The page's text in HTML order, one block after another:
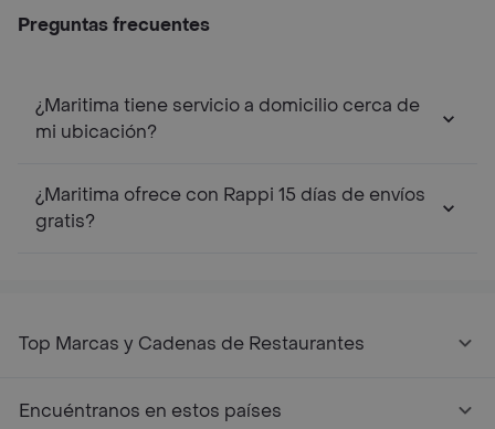
Preguntas frecuentes
¿Maritima tiene servicio a domicilio cerca de
mi ubicación?
¿Maritima ofrece con Rappi 15 días de envíos
gratis?
Top Marcas y Cadenas de Restaurantes
Encuéntranos en estos países